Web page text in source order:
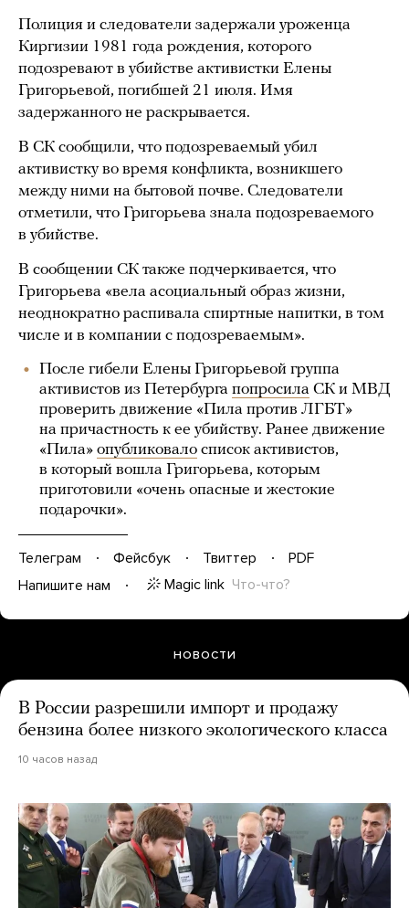
Полиция и следователи задержали уроженца
Киргизии 1981 года рождения, которого
подозревают в убийстве активистки Елены
Григорьевой, погибшей 21 июля. Имя
задержанного не раскрывается.
В СК сообщили, что подозреваемый убил
активистку во время конфликта, возникшего
между ними на бытовой почве. Следователи
отметили, что Григорьева знала подозреваемого
в убийстве.
В сообщении СК также подчеркивается, что
Григорьева «вела асоциальный образ жизни,
неоднократно распивала спиртные напитки, в том
числе и в компании с подозреваемым».
После гибели Елены Григорьевой группа
активистов из Петербурга попросила СК и МВД
проверить движение «Пила против ЛГБТ»
на причастность к ее убийству. Ранее движение
«Пила» опубликовало список активистов,
в который вошла Григорьева, которым
приготовили «очень опасные и жестокие
подарочки».
Телеграм Фейсбук Твиттер
PDF
Напишите нам
Magic link Что-что?
НОВОСТИ
В России разрешили импорт и продажу
бензина более низкого экологического класса
10 часов назад